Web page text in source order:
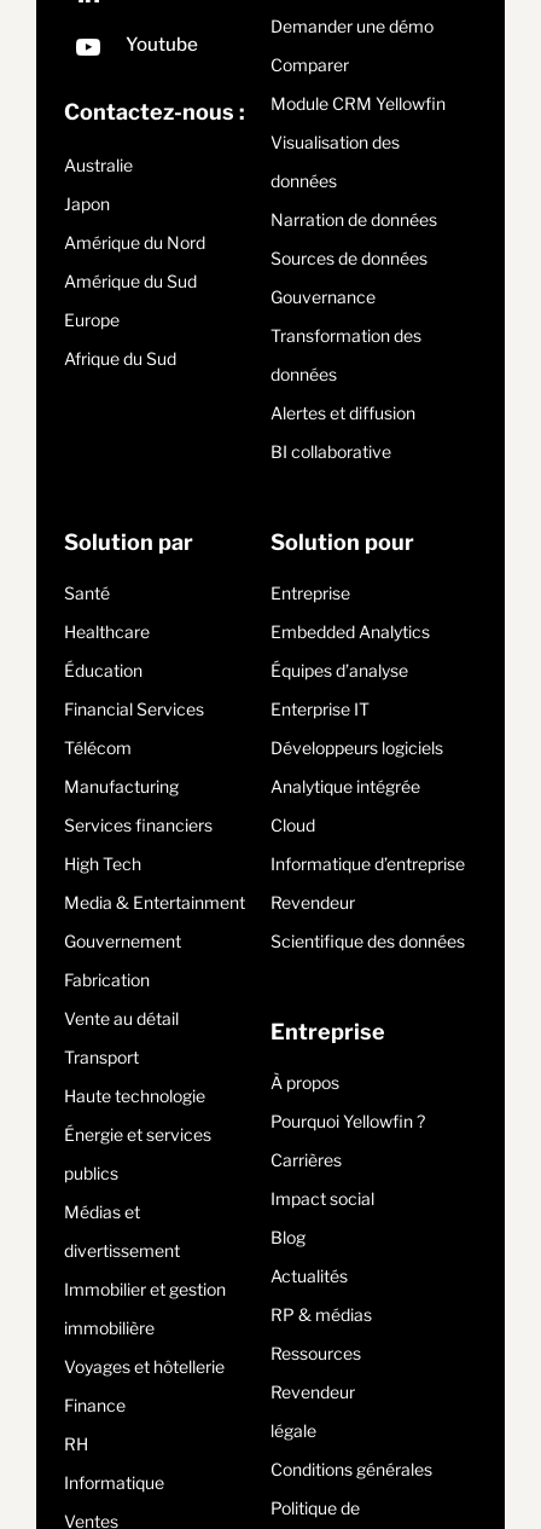
Contactez-nous :
Australie
Japon
Amérique du Nord
Amérique du Sud
Europe
Afrique du Sud
Demander une démo
Comparer
Module CRM Yellowfin
Visualisation des
données
Narration de données
Sources de données
Gouvernance
Transformation des
données
Alertes et diffusion
BI collaborative
Solution par
Santé
Healthcare
Éducation
Financial Services
Télécom
Manufacturing
Services financiers
High Tech
Media & Entertainment
Gouvernement
Fabrication
Vente au détail
Transport
Haute technologie
Énergie et services
publics
Médias et
divertissement
Immobilier et gestion
immobilière
Voyages et hôtellerie
Finance
RH
Informatique
Ventes
Solution pour
Entreprise
Embedded Analytics
Équipes d’analyse
Enterprise IT
Développeurs logiciels
Analytique intégrée
Cloud
Informatique d’entreprise
Revendeur
Scientifique des données
Entreprise
À propos
Pourquoi Yellowfin ?
Carrières
Impact social
Blog
Actualités
RP & médias
Ressources
Revendeur
légale
Conditions générales
Politique de